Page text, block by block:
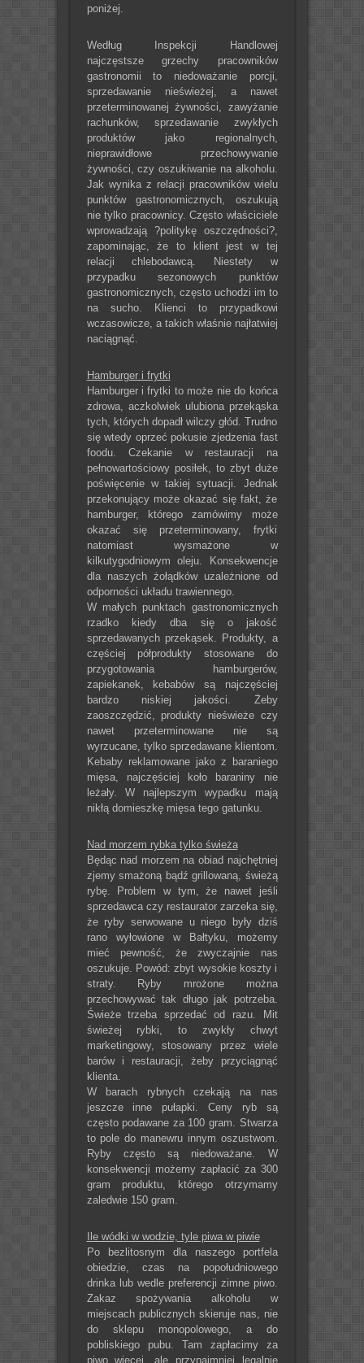
poniżej.
Według Inspekcji Handlowej
najczęstsze grzechy pracowników
gastronomii to niedoważanie porcji,
sprzedawanie nieświeżej, a nawet
przeterminowanej żywności, zawyżanie
rachunków, sprzedawanie zwykłych
produktów jako regionalnych,
nieprawidłowe przechowywanie
żywności, czy oszukiwanie na alkoholu.
Jak wynika z relacji pracowników wielu
punktów gastronomicznych, oszukują
nie tylko pracownicy. Często właściciele
wprowadzają ?politykę oszczędności?,
zapominając, że to klient jest w tej
relacji chlebodawcą. Niestety w
przypadku sezonowych punktów
gastronomicznych, często uchodzi im to
na sucho. Klienci to przypadkowi
wczasowicze, a takich właśnie najłatwiej
naciągnąć.
Hamburger i frytki
Hamburger i frytki to może nie do końca
zdrowa, aczkolwiek ulubiona przekąska
tych, których dopadł wilczy głód. Trudno
się wtedy oprzeć pokusie zjedzenia fast
foodu. Czekanie w restauracji na
pełnowartościowy posiłek, to zbyt duże
poświęcenie w takiej sytuacji. Jednak
przekonujący może okazać się fakt, że
hamburger, którego zamówimy może
okazać się przeterminowany, frytki
natomiast wysmażone w
kilkutygodniowym oleju. Konsekwencje
dla naszych żołądków uzależnione od
odporności układu trawiennego.
W małych punktach gastronomicznych
rzadko kiedy dba się o jakość
sprzedawanych przekąsek. Produkty, a
częściej półprodukty stosowane do
przygotowania hamburgerów,
zapiekanek, kebabów są najczęściej
bardzo niskiej jakości. Żeby
zaoszczędzić, produkty nieświeże czy
nawet przeterminowane nie są
wyrzucane, tylko sprzedawane klientom.
Kebaby reklamowane jako z baraniego
mięsa, najczęściej koło baraniny nie
leżały. W najlepszym wypadku mają
nikłą domieszkę mięsa tego gatunku.
Nad morzem rybka tylko świeża
Będąc nad morzem na obiad najchętniej
zjemy smażoną bądź grillowaną, świeżą
rybę. Problem w tym, że nawet jeśli
sprzedawca czy restaurator zarzeka się,
że ryby serwowane u niego były dziś
rano wyłowione w Bałtyku, możemy
mieć pewność, że zwyczajnie nas
oszukuje. Powód: zbyt wysokie koszty i
straty. Ryby mrożone można
przechowywać tak długo jak potrzeba.
Świeże trzeba sprzedać od razu. Mit
świeżej rybki, to zwykły chwyt
marketingowy, stosowany przez wiele
barów i restauracji, żeby przyciągnąć
klienta.
W barach rybnych czekają na nas
jeszcze inne pułapki. Ceny ryb są
często podawane za 100 gram. Stwarza
to pole do manewru innym oszustwom.
Ryby często są niedoważane. W
konsekwencji możemy zapłacić za 300
gram produktu, którego otrzymamy
zaledwie 150 gram.
Ile wódki w wodzie, tyle piwa w piwie
Po bezlitosnym dla naszego portfela
obiedzie, czas na popołudniowego
drinka lub wedle preferencji zimne piwo.
Zakaz spożywania alkoholu w
miejscach publicznych skieruje nas, nie
do sklepu monopolowego, a do
pobliskiego pubu. Tam zapłacimy za
piwo więcej, ale przynajmniej legalnie